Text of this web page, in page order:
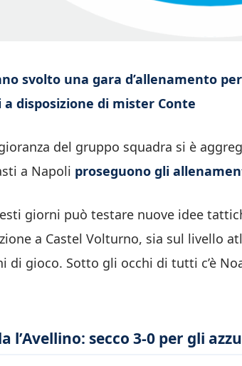
svolto una gara d’allenamento
disposizione di mister Conte
del gruppo squadra si è
a Napoli proseguono gli
giorni può testare nuove idee
a Castel Volturno, sia sul livello
di gioco. Sotto gli occhi di tutti c’è
l’Avellino: secco 3-0 per gli